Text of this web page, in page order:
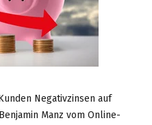
Negativzinsen auf
Manz vom Online-